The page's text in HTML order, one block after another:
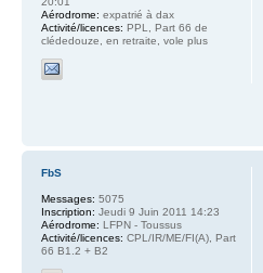
Aérodrome: expatrié à dax
Activité/licences: PPL, Part 66 de
clédedouze, en retraite, vole plus
FbS
Messages: 5075
Inscription: Jeudi 9 Juin 2011 14:23
Aérodrome: LFPN - Toussus
Activité/licences: CPL/IR/ME/FI(A), Part
66 B1.2 + B2